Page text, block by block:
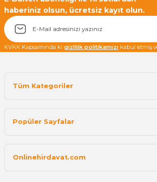
haberiniz olsun, ücretsiz kayıt olun.
KVKK Kapsamında ki gizlilik politikamızı kabul etmiş
Tüm Kategoriler
Popüler Sayfalar
Onlinehirdavat.com